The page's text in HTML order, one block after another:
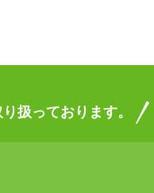
扱っております。